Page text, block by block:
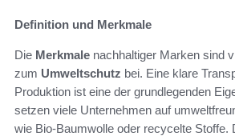
Definition und Merkmale
Die Merkmale nachhaltiger Marken sind
zum Umweltschutz bei. Eine klare
Produktion ist eine der grundlegenden
setzen viele Unternehmen auf
wie Bio-Baumwolle oder recycelte Stoffe.